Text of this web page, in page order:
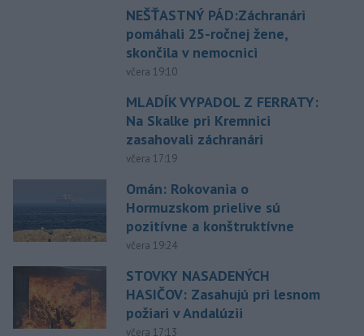
NEŠŤASTNÝ PÁD:Záchranári
pomáhali 25-ročnej žene,
skončila v nemocnici
včera 19:10
MLADÍK VYPADOL Z FERRATY:
Na Skalke pri Kremnici
zasahovali záchranári
včera 17:19
Omán: Rokovania o
Hormuzskom prielive sú
pozitívne a konštruktívne
včera 19:24
STOVKY NASADENÝCH
HASIČOV: Zasahujú pri lesnom
požiari v Andalúzii
včera 17:13